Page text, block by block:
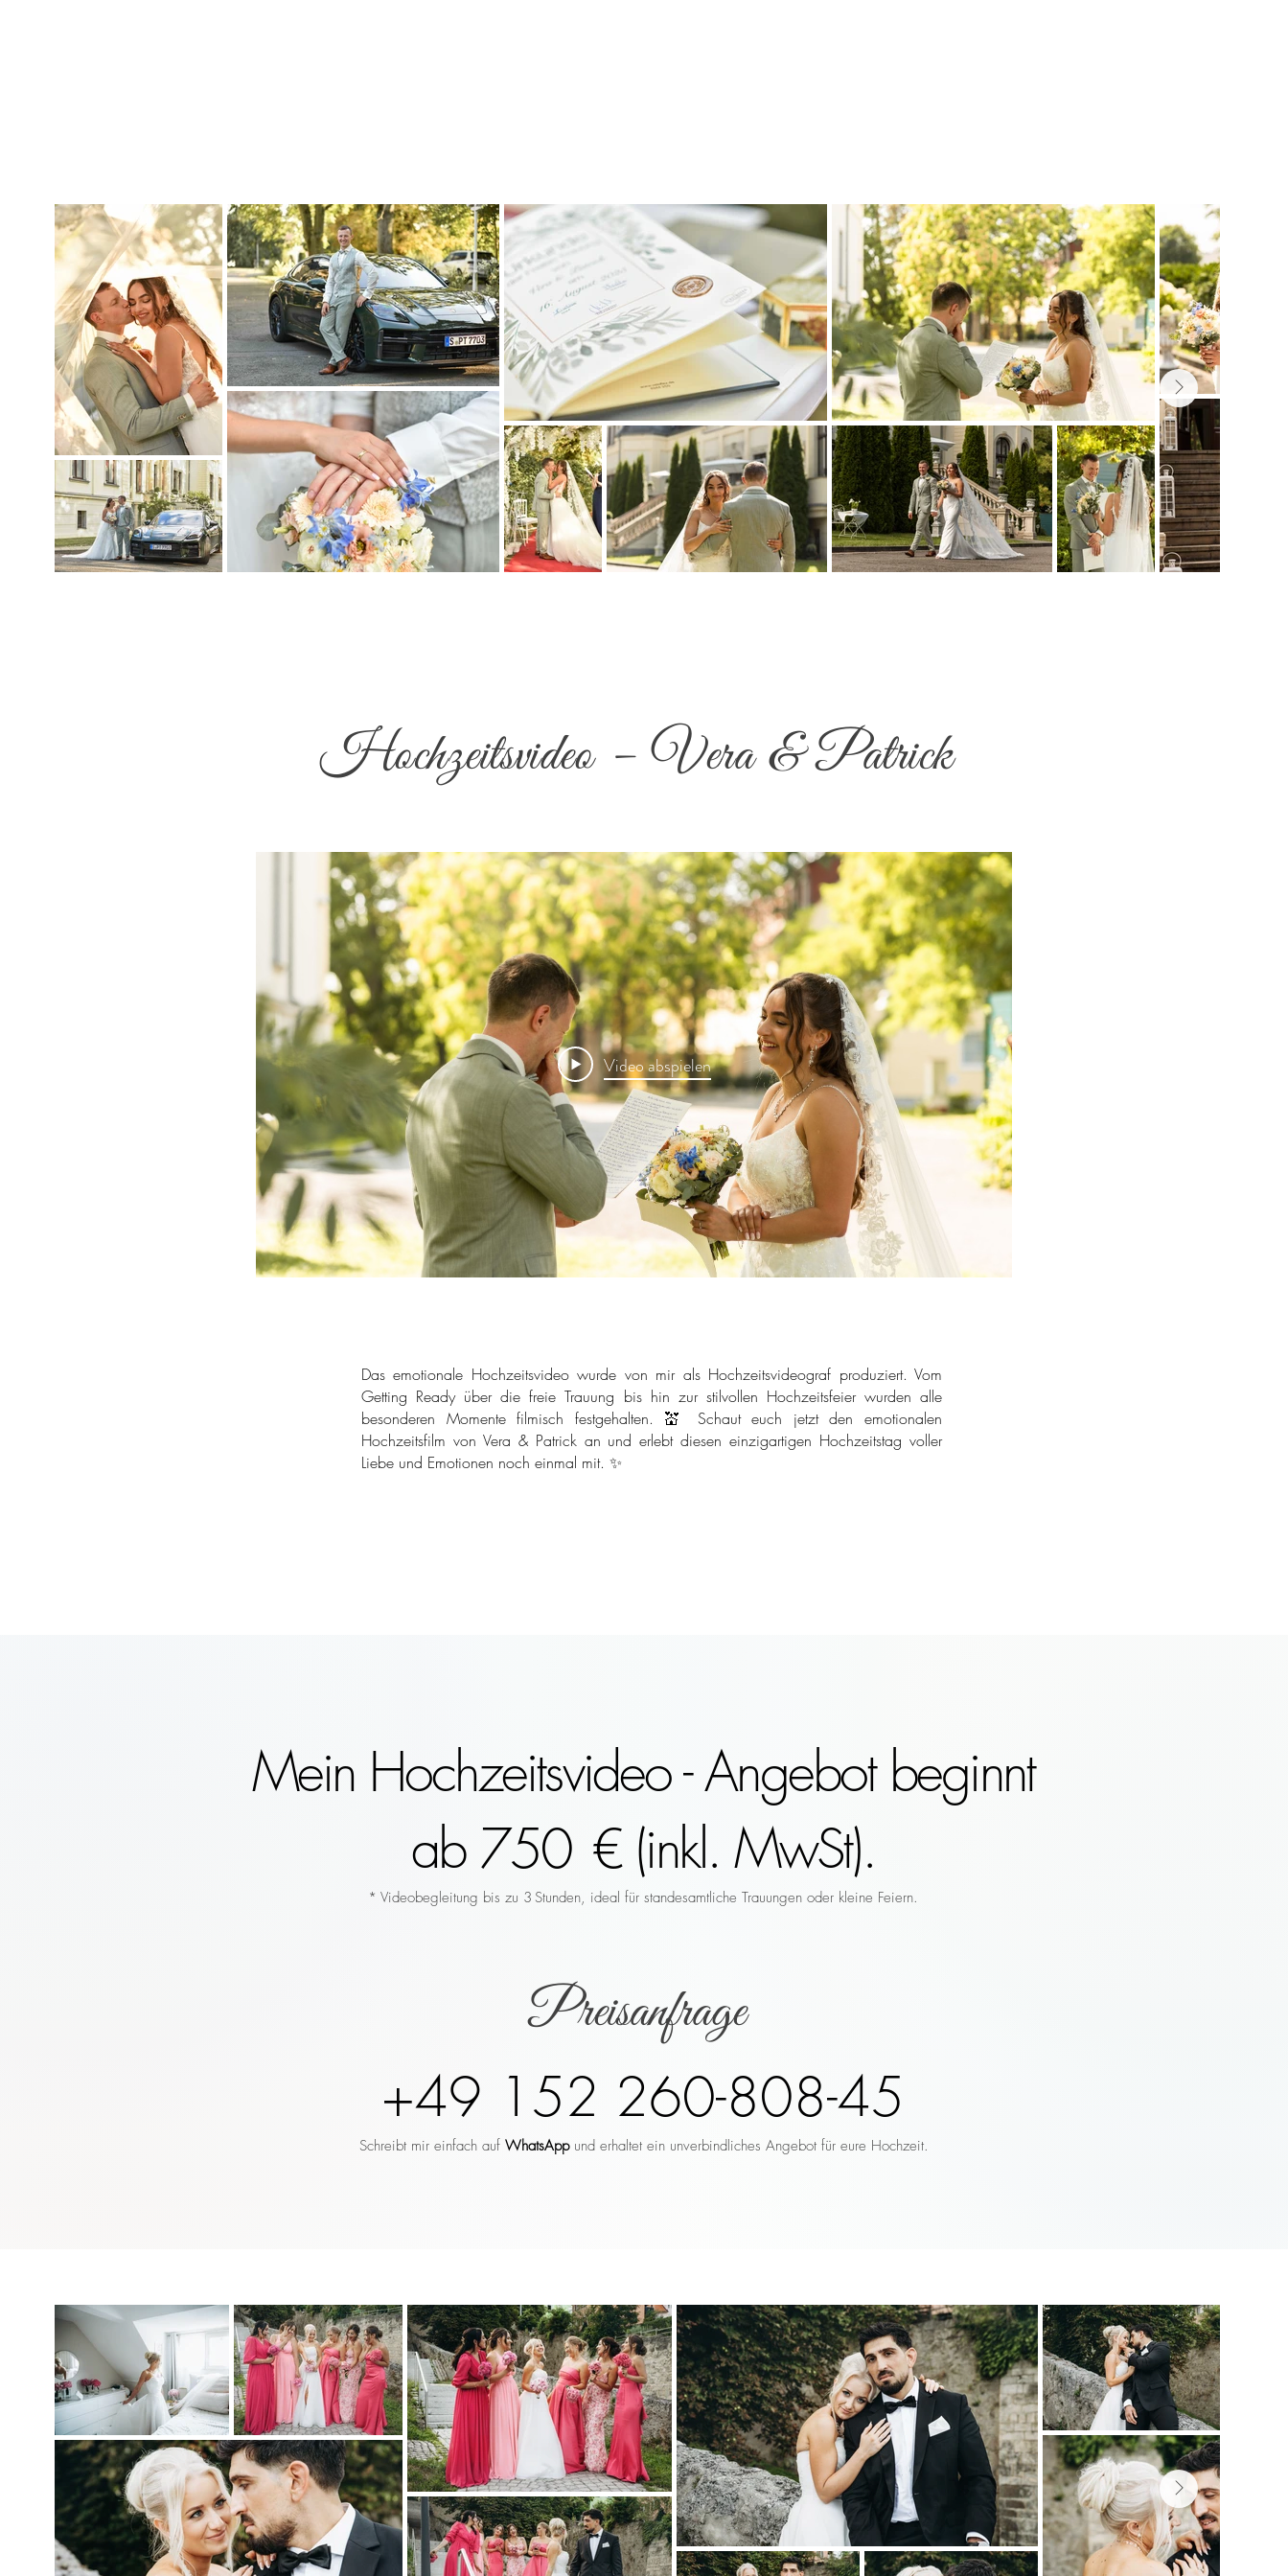
Hochzeitsvideo – Vera & Patrick
Video abspielen
Das emotionale Hochzeitsvideo wurde von mir als Hochzeitsvideograf produziert. Vom
Getting Ready über die freie Trauung bis hin zur stilvollen Hochzeitsfeier wurden alle
besonderen Momente filmisch festgehalten. 💒 Schaut euch jetzt den emotionalen
Hochzeitsfilm von Vera & Patrick an und erlebt diesen einzigartigen Hochzeitstag voller
Liebe und Emotionen noch einmal mit. ✨
Mein Hochzeitsvideo - Angebot beginnt
ab 750 € (inkl. MwSt).
* Videobegleitung bis zu 3 Stunden, ideal für standesamtliche Trauungen oder kleine Feiern.
Preisanfrage
+49 152 260-808-45
Schreibt mir einfach auf WhatsAppund erhaltet ein unverbindliches Angebot für eure Hochzeit.